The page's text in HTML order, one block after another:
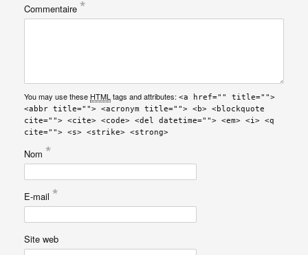
Commentaire *
You may use these HTML tags and attributes: <a href="" title="">
<abbr title=""> <acronym title=""> <b> <blockquote
cite=""> <cite> <code> <del datetime=""> <em> <i> <q
cite=""> <s> <strike> <strong>
Nom *
E-mail *
Site web